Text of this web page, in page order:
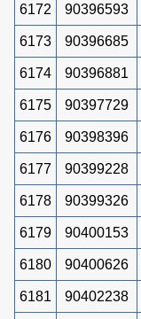
6172 90396593
6173 90396685
6174 90396881
6175 90397729
6176 90398396
6177 90399228
6178 90399326
6179 90400153
6180 90400626
6181 90402238